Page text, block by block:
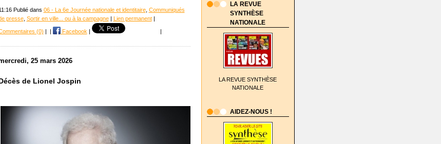
LA REVUE
SYNTHÈSE
NATIONALE
LA REVUE SYNTHÈSE
NATIONALE
AIDEZ-NOUS !
Publié dans 06 - La 6e Journée nationale et identitaire, Communiqués
presse, Sortir en ville... ou à la campagne| Lien permanent|
(0) Facebook|
25 mars 2026
Décès de Lionel Jospin